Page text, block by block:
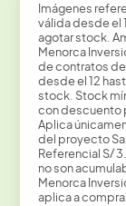
Imágenes
válida desde el
agotar stock.
Menorca
de contratos
desde el 12
stock. Stock
con descuento
Aplica
del proyecto
Referencial S/
no son
Menorca
aplica a compra